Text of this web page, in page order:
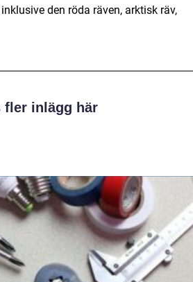
den röda räven, arktisk räv,
fler inlägg här